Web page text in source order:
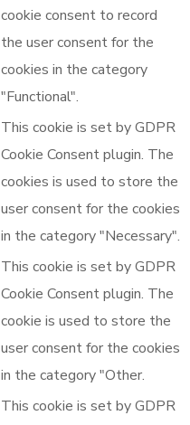
cookie consent to record
the user consent for the
cookies in the category
"Functional".
This cookie is set by GDPR
Cookie Consent plugin. The
cookies is used to store the
user consent for the cookies
in the category "Necessary".
This cookie is set by GDPR
Cookie Consent plugin. The
cookie is used to store the
user consent for the cookies
in the category "Other.
This cookie is set by GDPR